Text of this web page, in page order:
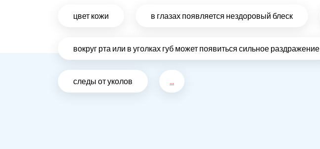
цвет кожи в глазах появляется нездоровый блеск
вокруг рта или в уголках губ может появиться сильное раздражение
следы от уколов ...